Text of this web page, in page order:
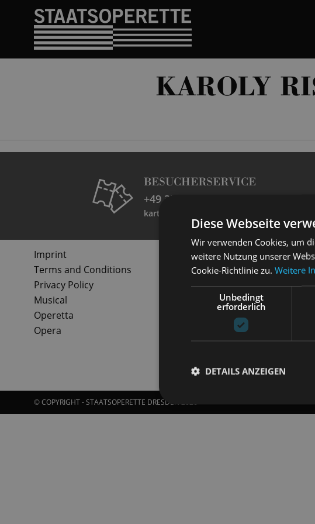
KAROLY
BESUCHERSERVICE
+49 351 32042 222
karten@staatsoperette.de
Imprint
Terms and Conditions
Privacy Policy
Musical
Operetta
Opera
© COPYRIGHT - STAATSOPERETTE DRESDEN 2026
Diese Webseite
Wir verwenden Cookies, um
weitere Nutzung unserer
Cookie-Richtlinie zu. Weitere
Unbedingt
erforderlich
DETAILS ANZEIGEN